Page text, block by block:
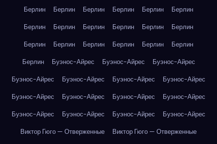
Берлин Берлин Берлин Берлин Берлин
Берлин
Берлин
Берлин Берлин Берлин Берлин
Берлин
Берлин
Берлин Берлин Берлин Берлин
Берлин
Берлин
Буэнос-Айрес Буэнос-Айрес
Буэнос-Айрес
Буэнос-Айрес
Буэнос-Айрес Буэнос-Айрес
Буэнос-Айрес
Буэнос-Айрес
Буэнос-Айрес Буэнос-Айрес
Буэнос-Айрес
Буэнос-Айрес
Буэнос-Айрес Буэнос-Айрес
Буэнос-Айрес
Виктор Гюго — Отверженные
Виктор Гюго — Отверженные